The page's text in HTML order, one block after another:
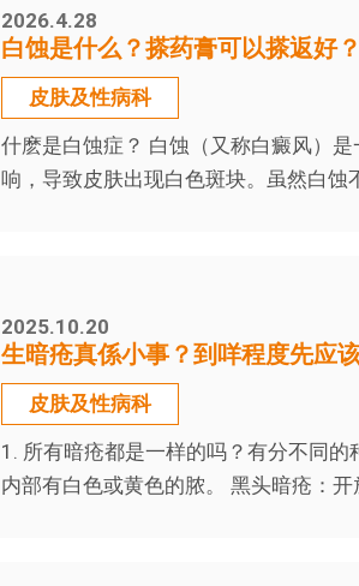
2026.4.28
白蚀是什么？搽药膏可以搽返好？
皮肤及性病科
什麽是白蚀症？ 白蚀（又称白癜风）
响，导致皮肤出现白色斑块。虽然白
2025.10.20
生暗疮真係小事？到咩程度先应
皮肤及性病科
1. 所有暗疮都是一样的吗？有分不同
内部有白色或黄色的脓。 黑头暗疮：